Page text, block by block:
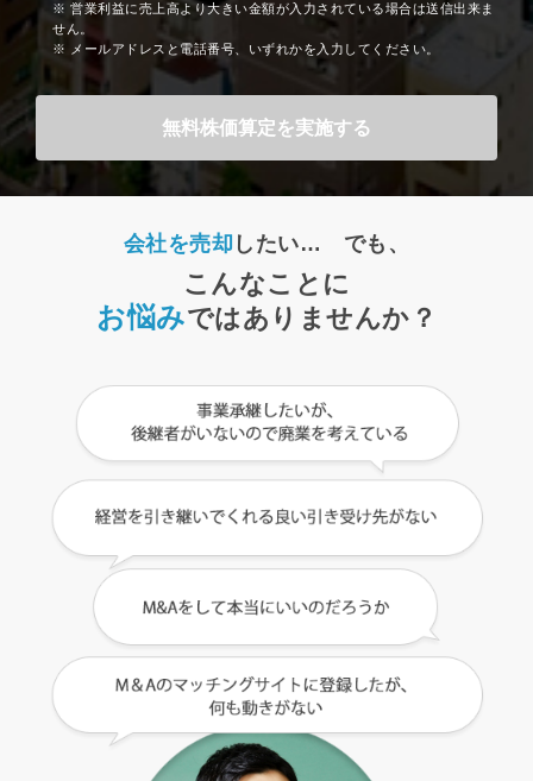
※ 営業利益に売上高より大きい金額が入力されている場合は送信出来ま
せん。
※ メールアドレスと電話番号、いずれかを入力してください。
会社を売却 したい… でも、
こんなことに
お悩みではありませんか？